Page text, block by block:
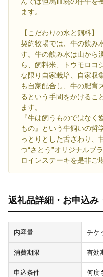
ます。
【こだわりの水と飼料】
契約牧場では、牛の飲み
す。牛の飲み水は山から
ら、飼料米、トウモロコ
な限り自家栽培、自家収
も自家配合し、牛の肥育
るという手間をかけるこ
ます。
『牛は飼うものではな
もの』という牛飼いの哲
っとりとした舌ざわり、
つ“さとう”オリジナルブ
ロインステーキを是非ご
返礼品詳細・お申込み
内容量 チケ
消費期限 有効
申込条件 何度